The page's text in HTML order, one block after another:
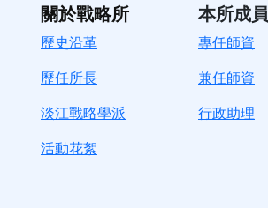
關於戰略所
歷史沿革
歷任所長
淡江戰略學派
活動花絮
本所成員
專任師資
兼任師資
行政助理